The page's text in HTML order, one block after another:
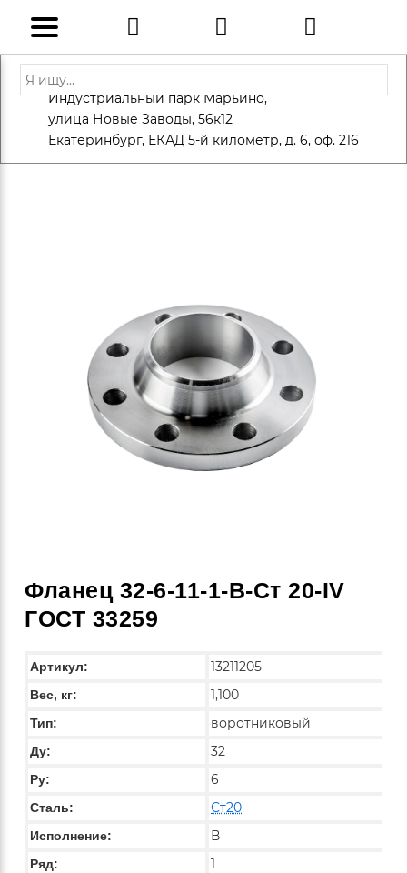
+7 (812) 600-10-15
info@eversteel.ru
Адрес: Санкт-Петербург, Петергоф,
Индустриальный парк Марьино,
улица Новые Заводы, 56к12
Екатеринбург, ЕКАД 5-й километр, д. 6, оф. 216
ЗАКАЗАТЬ ЗВОНОК
Фланец 32-6-11-1-B-Ст 20-IV
ГОСТ 33259
Артикул: 13211205
Вес, кг: 1,100
Тип: воротниковый
Ду: 32
Ру: 6
Сталь: Ст20
Исполнение: В
Ряд: 1